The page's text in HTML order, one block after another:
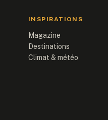
INSPIRATIONS
Magazine
Destinations
Climat & météo